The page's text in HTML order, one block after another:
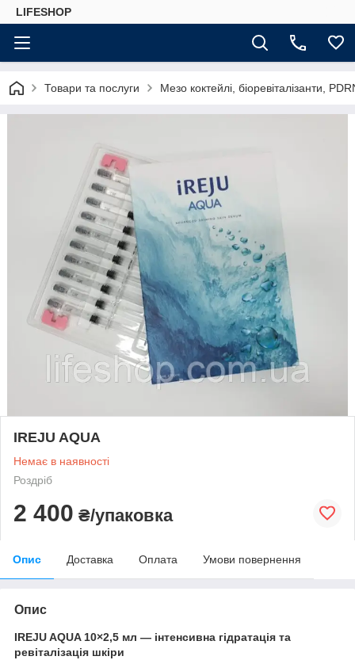
LIFESHOP
Товари та послуги Мезо коктейлі, біоревіталізанти,
IREJU AQUA
Немає в наявності
Роздріб
2 400 ₴/упаковка
Опис Доставка Оплата Умови повернення
Опис
IREJU AQUA 10×2,5 мл — інтенсивна гідратація та
ревіталізація шкіри